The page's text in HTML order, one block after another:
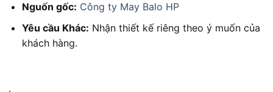
Nguốn gốc: Công ty May Balo HP
Yêu cầu Khác: Nhận thiết kế riêng theo ý muốn của
khách hàng.